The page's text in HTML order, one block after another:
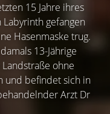
15 Jahre ihres
gefangen
Hasenmaske trug.
13-Jährige
ohne
und befindet sich in
Arzt Dr